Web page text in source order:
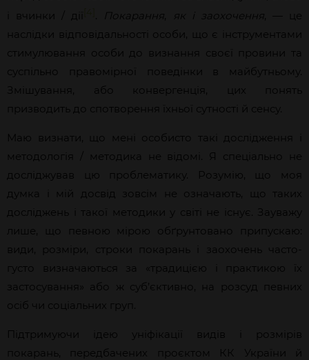
і вчинки / дії
Покарання як і заохочення
, — це
наслідки відповідальності особи, що є інструментами
стимулювання особи до визнання своєї провини та
суспільно правомірної поведінки в майбутньому.
Змішування, або конвергенція, цих понять
призводить до спотворення їхньої сутності й сенсу.
Маю визнати, що мені особисто такі дослідження і
методологія / методика не відомі. Я спеціально не
досліджував цю проблематику. Розумію, що моя
думка і мій досвід зовсім не означають, що таких
досліджень і такої методики у світі не існує. Зауважу
лише, що певною мірою обґрунтовано припускаю:
види, розміри, строки покарань і заохочень часто-
густо визначаються за «традицією і практикою їх
застосування» або ж суб’єктивно, на розсуд певних
осіб чи соціальних груп.
Підтримуючи ідею уніфікації видів і розмірів
покарань, передбачених проєктом КК України й